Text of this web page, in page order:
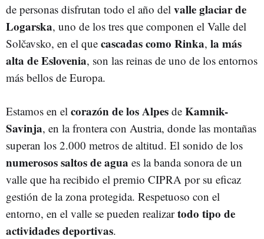
de personas disfrutan todo el año del valleglaciarde
Logarska, uno de los tres que componen el Valle del
Solčavsko, en el que cascadascomo Rinka, la más
alta deEslovenia, son las reinas de uno de los entornos
más bellos de Europa.
Estamos en el corazónde los Alpes de Kamnik-
Savinja, en la frontera con Austria, donde las montañas
superan los 2.000 metros de altitud. El sonido de los
numerosos saltos de agua es la banda sonora de un
valle que ha recibido el premio CIPRA por su eficaz
gestión de la zona protegida. Respetuoso con el
entorno, en el valle se pueden realizartodo tipo de
actividadesdeportivas.